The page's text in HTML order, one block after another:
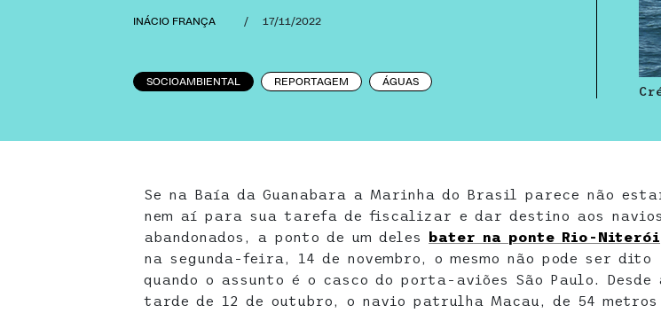
INÁCIO FRANÇA / 17/11/2022
SOCIOAMBIENTAL REPORTAGEM ÁGUAS
Se na Baía da Guanabara a Marinha do Brasil parece não
nem aí para sua tarefa de fiscalizar e dar destino aos navios
abandonados, a ponto de um deles bater na ponte Rio-Niterói
na segunda-feira, 14 de novembro, o mesmo não pode ser dito
quando o assunto é o casco do porta-aviões São Paulo. Desde
tarde de 12 de outubro, o navio patrulha Macau, de 54 metros